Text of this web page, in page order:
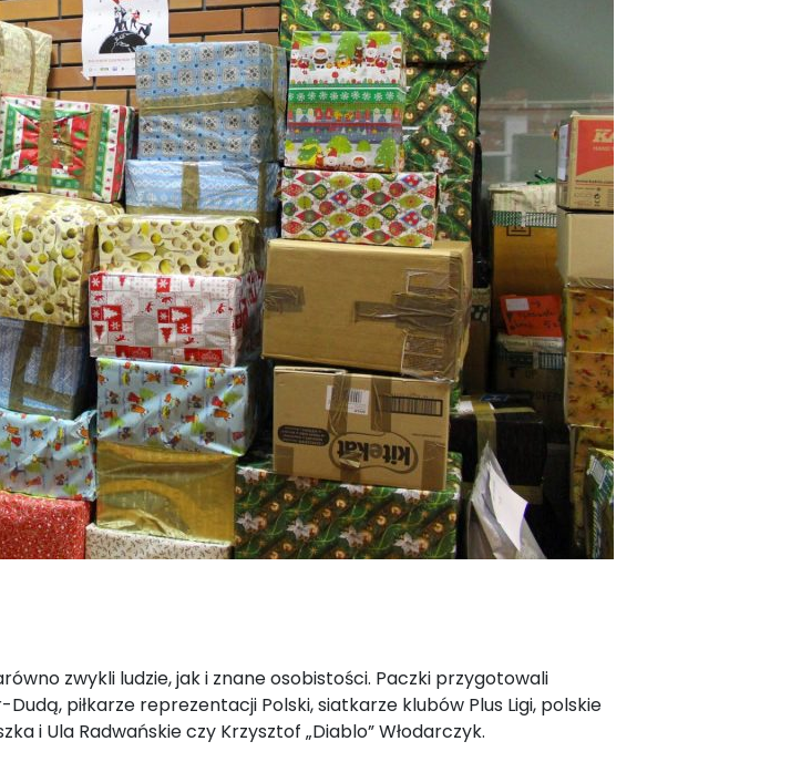
zwykli ludzie, jak i znane osobistości. Paczki przygotowali
piłkarze reprezentacji Polski, siatkarze klubów Plus Ligi, polskie
i Ula Radwańskie czy Krzysztof „Diablo” Włodarczyk.